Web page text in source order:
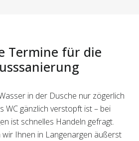
Termine für die
in der Dusche nur zögerlich
WC gänzlich verstopft ist – bei
ist schnelles Handeln gefragt.
Ihnen in Langenargen äußerst